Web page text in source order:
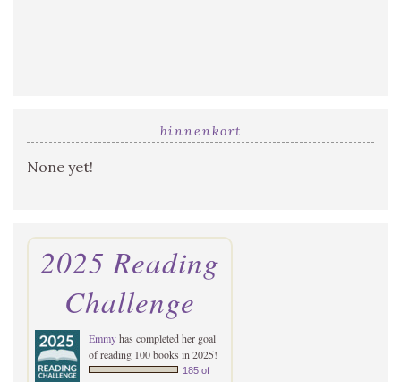
binnenkort
None yet!
2025 Reading
Challenge
Emmyhas completed her goal
of reading 100 books in 2025!
185 of